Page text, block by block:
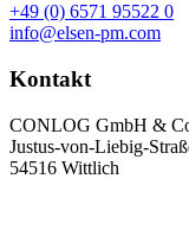
+49 (0) 6571 95522 0
info@elsen-pm.com
Kontakt
CONLOG GmbH &
Justus-von-Liebig-
54516 Wittlich